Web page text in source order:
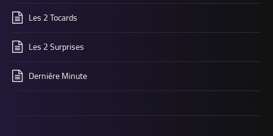
Les 2 Tocards
Les 2 Surprises
Derniére Minute